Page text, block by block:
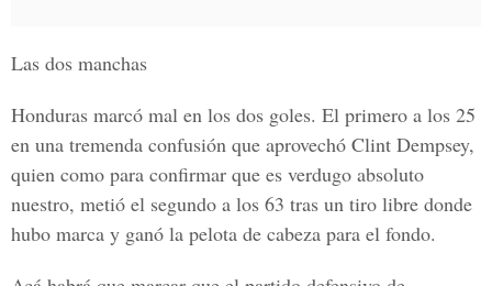
Las dos manchas
Honduras marcó mal en los dos goles. El primero a los 25
en una tremenda confusión que aprovechó Clint Dempsey,
quien como para confirmar que es verdugo absoluto
nuestro, metió el segundo a los 63 tras un tiro libre donde
hubo marca y ganó la pelota de cabeza para el fondo.